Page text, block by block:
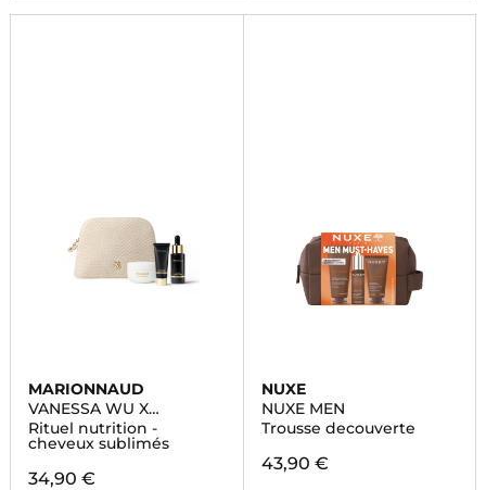
MARIONNAUD
VANESSA WU X
MARIONNAUD
Rituel nutrition -
cheveux sublimés
34,90 €
NUXE
NUXE MEN
Trousse decouverte
43,90 €